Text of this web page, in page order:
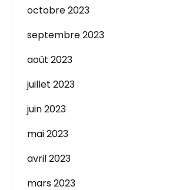
octobre 2023
septembre 2023
août 2023
juillet 2023
juin 2023
mai 2023
avril 2023
mars 2023